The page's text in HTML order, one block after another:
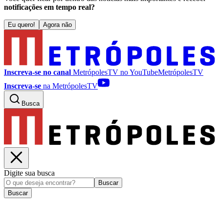
notificações em tempo real?
Eu quero! Agora não
Inscreva-se no canal MetrópolesTV noYouTubeMetrópolesTV
Inscreva-se na MetrópolesTV
Busca
Digite sua busca
Buscar
Buscar